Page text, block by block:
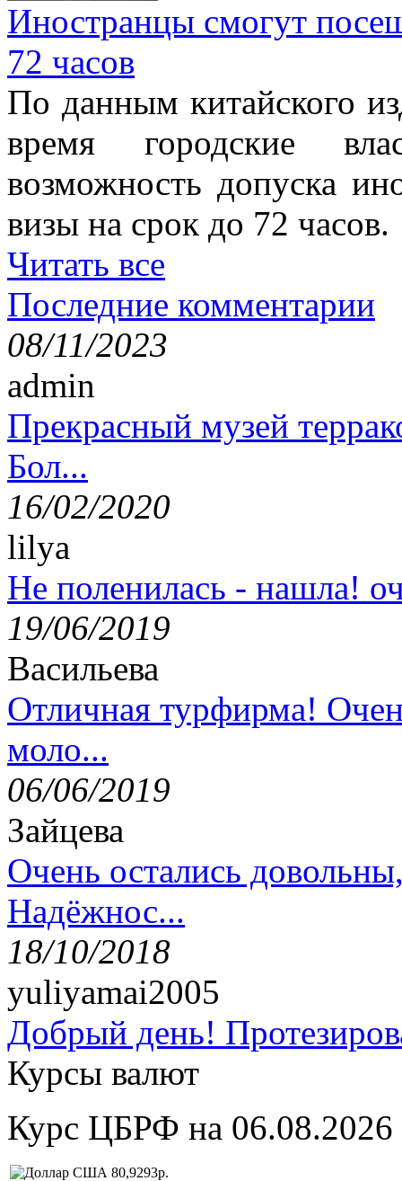
Иностранцы смогут
72 часов
По данным китайского
время городские
возможность допуска
визы на срок до 72 часов.
Читать все
Последние комментарии
08/11/2023
admin
Прекрасный музей
Бол...
16/02/2020
lilya
Не поленилась - нашла!
19/06/2019
Васильева
Отличная турфирма!
моло...
06/06/2019
Зайцева
Очень остались
Надёжнос...
18/10/2018
yuliyamai2005
Добрый день!
Курсы валют
Курс ЦБРФ на 06.08.2026
80,9293р.